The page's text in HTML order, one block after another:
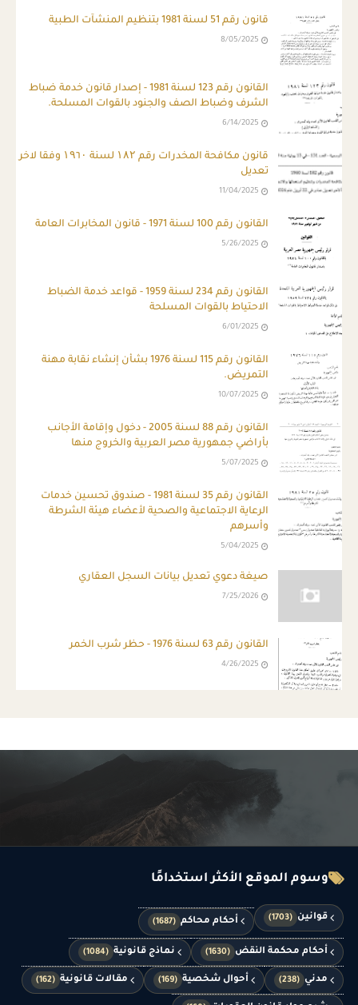
قانون رقم 51 لسنة 1981 بتنظيم المنشآت الطبية
8/05/2025
ِالقانون رقم 123 لسنة 1981 - إصدار قانون خدمة ضباط
الشرف وضباط الصف والجنود بالقوات المسلحة.
6/14/2025
قانون مكافحة المخدرات رقم ۱۸۲ لسنة ۱۹٦۰ وفقا لاخر
تعديل
11/04/2025
القانون رقم 100 لسنة 1971 - قانون المخابرات العامة
5/26/2025
القانون رقم 234 لسنة 1959 - قواعد خدمة الضباط
الاحتياط بالقوات المسلحة
6/01/2025
القانون رقم 115 لسنة 1976 بشأن إنشاء نقابة مهنة
التمريض.
10/07/2025
القانون رقم 88 لسنة 2005 - دخول وإقامة الأجانب
بأراضي جمهورية مصر العربية والخروج منها
5/07/2025
القانون رقم 35 لسنة 1981 - صندوق تحسين خدمات
الرعاية الاجتماعية والصحية لأعضاء هيئة الشرطة
وأسرهم
5/04/2025
صيغة دعوي تعديل بيانات السجل العقاري
7/25/2026
القانون رقم 63 لسنة 1976 - حظر شرب الخمر
4/26/2025
وسوم الموقع الأكثر استخدامًا
قوانين (1703) أحكام محاكم (1687)
أحكام محكمة النقض (1630) نماذج قانونية (1084)
مدني (238) أحوال شخصية (169) مقالات قانونية (162)